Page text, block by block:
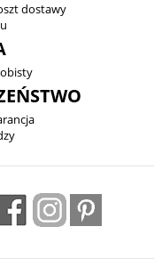
dostawy